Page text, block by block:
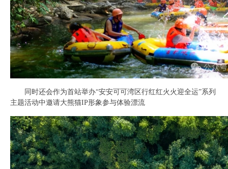
同时还会作为首站举办“安安可可湾区行红红火火迎全运”系列
主题活动中邀请大熊猫IP形象参与体验漂流